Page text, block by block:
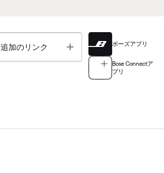
追加のリンク Toggle ボーズアプリ
Bose Connectア
プリ